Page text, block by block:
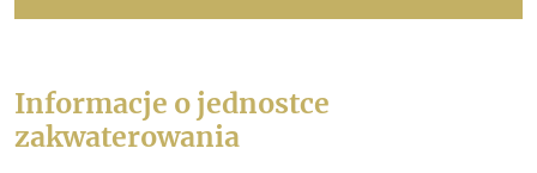
Informacje o jednostce
zakwaterowania